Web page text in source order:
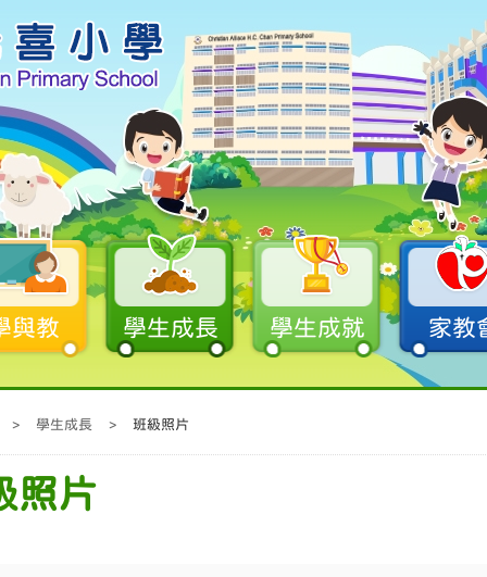
與教 學生成長 學生成就 家教
> 學生成長 > 班級照片
照片